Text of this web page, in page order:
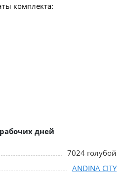
комплекта:
дней
7024 голубой
ANDINA CITY